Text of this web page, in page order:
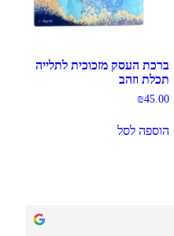
ברכת העסק מזכוכית לתלייה
תכלת וזהב
₪45.00
הוספה לסל